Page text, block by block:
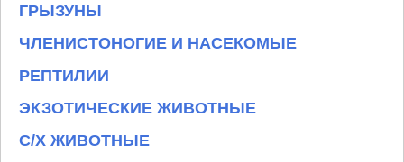
ГРЫЗУНЫ
ЧЛЕНИСТОНОГИЕ И НАСЕКОМЫЕ
РЕПТИЛИИ
ЭКЗОТИЧЕСКИЕ ЖИВОТНЫЕ
С/Х ЖИВОТНЫЕ